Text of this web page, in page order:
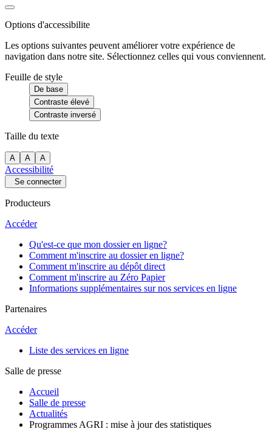
Options d'accessibilite
Les options suivantes peuvent améliorer votre expérience de
navigation dans notre site. Sélectionnez celles qui vous conviennent.
Feuille de style
De base
Contraste élevé
Contraste inversé
Taille du texte
A A A
Accessibilité
Se connecter
Producteurs
Accéder
Qu'est-ce que mon dossier en ligne?
Comment m'inscrire au dossier en ligne?
Comment m'inscrire au dépôt direct
Comment m'inscrire au Zéro Papier
Informations supplémentaires sur nos services en ligne
Partenaires
Accéder
Liste des services en ligne
Salle de presse
Accueil
Salle de presse
Actualités
Programmes AGRI : mise à jour des statistiques